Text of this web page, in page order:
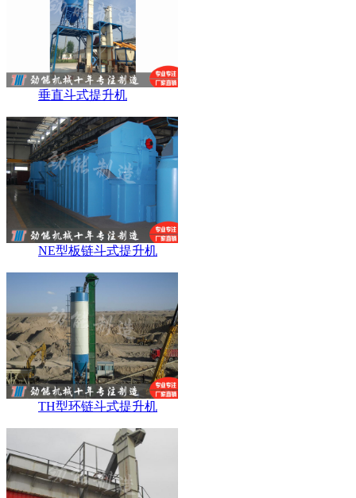
垂直斗式提升机
NE型板链斗式提升机
TH型环链斗式提升机